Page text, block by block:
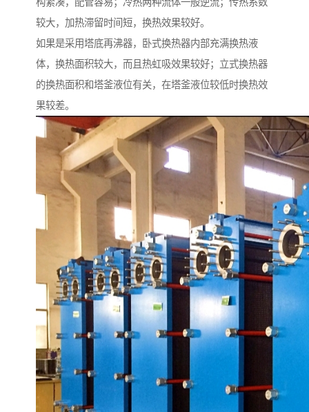
较大，加热滞留时间短，换热效果较好。
如果是采用塔底再沸器，卧式换热器内部充满换热液
体，换热面积较大，而且热虹吸效果较好；立式换热器
的换热面积和塔釜液位有关，在塔釜液位较低时换热效
果较差。